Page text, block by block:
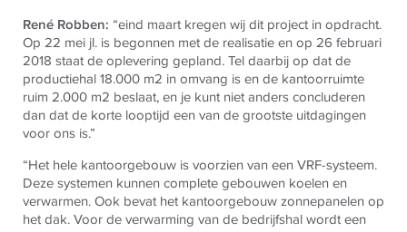
René Robben: “eind maart kregen wij dit project in opdracht.
Op 22 mei jl. is begonnen met de realisatie en op 26 februari
2018 staat de oplevering gepland. Tel daarbij op dat de
productiehal 18.000 m2 in omvang is en de kantoorruimte
ruim 2.000 m2 beslaat, en je kunt niet anders concluderen
dan dat de korte looptijd een van de grootste uitdagingen
voor ons is.”
“Het hele kantoorgebouw is voorzien van een VRF-systeem.
Deze systemen kunnen complete gebouwen koelen en
verwarmen. Ook bevat het kantoorgebouw zonnepanelen op
het dak. Voor de verwarming van de bedrijfshal wordt een